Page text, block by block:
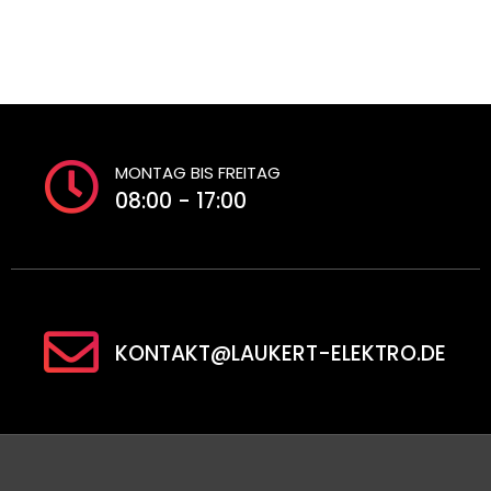
MONTAG BIS FREITAG
08:00 - 17:00
KONTAKT@LAUKERT-ELEKTRO.DE